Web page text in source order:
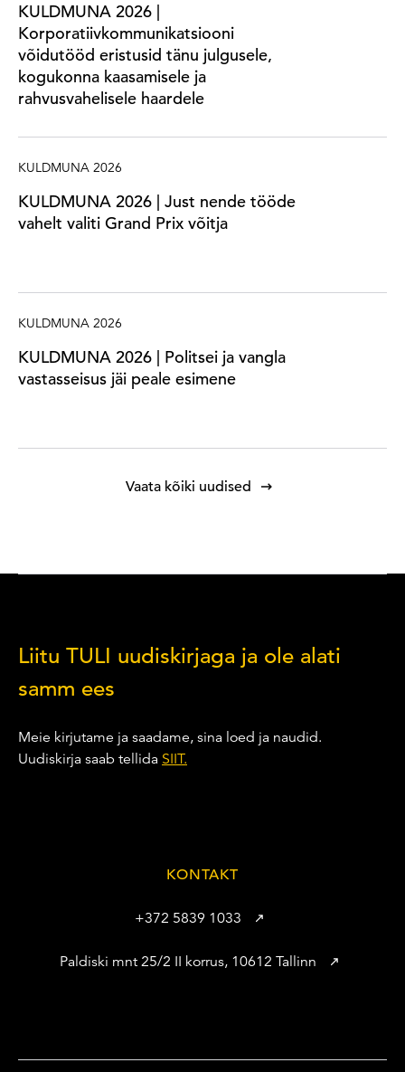
KULDMUNA 2026 |
Korporatiivkommunikatsiooni
võidutööd eristusid tänu julgusele,
kogukonna kaasamisele ja
rahvusvahelisele haardele
KULDMUNA 2026
KULDMUNA 2026 | Just nende tööde
vahelt valiti Grand Prix võitja
KULDMUNA 2026
KULDMUNA 2026 | Politsei ja vangla
vastasseisus jäi peale esimene
Vaata kõiki uudised
Liitu TULI uudiskirjaga ja ole alati
samm ees
Meie kirjutame ja saadame, sina loed ja naudid.
Uudiskirja saab tellida SIIT.
KONTAKT
+372 5839 1033
Paldiski mnt 25/2 II korrus, 10612 Tallinn